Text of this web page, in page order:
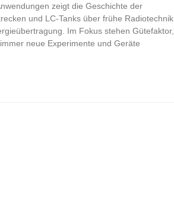
zeigt die Geschichte der
und LC-Tanks über frühe Radiotechnik
Im Fokus stehen Gütefaktor,
neue Experimente und Geräte